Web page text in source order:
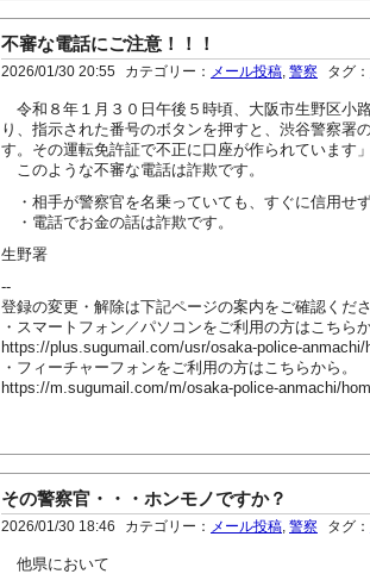
不審な電話にご注意！！！
2026/01/30 20:55 カテゴリー： メール投稿 警察 タグ：
令和８年１月３０日午後５時頃、大阪市生野区小
り、指示された番号のボタンを押すと、渋谷警察署
す。その運転免許証で不正に口座が作られています
このような不審な電話は詐欺です。
・相手が警察官を名乗っていても、すぐに信用せ
・電話でお金の話は詐欺です。
生野署
--
登録の変更・解除は下記ページの案内をご確認くださ
・スマートフォン／パソコンをご利用の方はこちらか
https://plus.sugumail.com/usr/osaka-police-anmachi/
・フィーチャーフォンをご利用の方はこちらから。
https://m.sugumail.com/m/osaka-police-anmachi/
その警察官・・・ホンモノですか？
2026/01/30 18:46 カテゴリー： メール投稿 警察 タグ：
他県において